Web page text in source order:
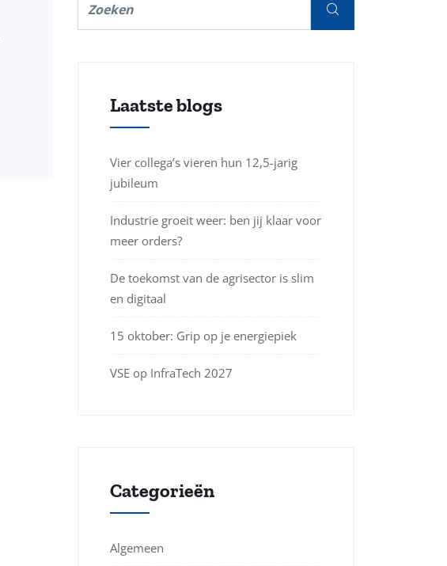
Laatste blogs
Vier collega’s vieren hun 12,5-jarig
jubileum
Industrie groeit weer: ben jij klaar voor
meer orders?
De toekomst van de agrisector is slim
en digitaal
15 oktober: Grip op je energiepiek
VSE op InfraTech 2027
Categorieën
Algemeen